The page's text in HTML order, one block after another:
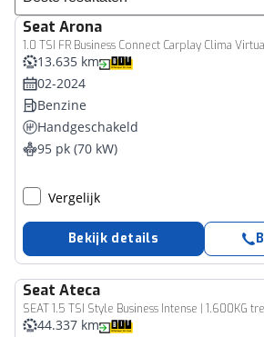
Sorteer resultaten
Seat Arona
1.0 TSI FR Business Connect Carplay Clima
13.635 km
02-2024
Benzine
Handgeschakeld
95 pk (70 kW)
Vergelijk
Bekijk details
Seat Ateca
44.337 km